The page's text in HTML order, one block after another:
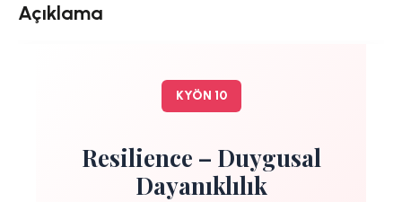
Açıklama
KYÖN 10
Resilience – Duygusal
Dayanıklılık